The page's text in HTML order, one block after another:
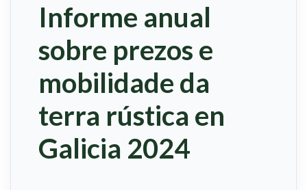
Informe anual
sobre prezos e
mobilidade da
terra rústica en
Galicia 2024